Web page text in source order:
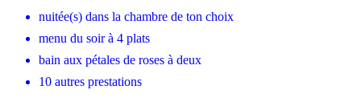
nuitée(s) dans la chambre de ton choix
menu du soir à 4 plats
bain aux pétales de roses à deux
10 autres prestations